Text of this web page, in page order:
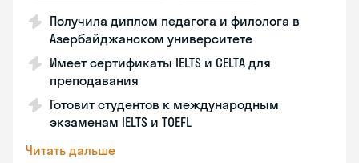
Получила диплом педагога и филолога в
Азербайджанском университете
Имеет сертификаты IELTS и CELTA для
преподавания
Готовит студентов к международным
экзаменам IELTS и TOEFL
Читать дальше